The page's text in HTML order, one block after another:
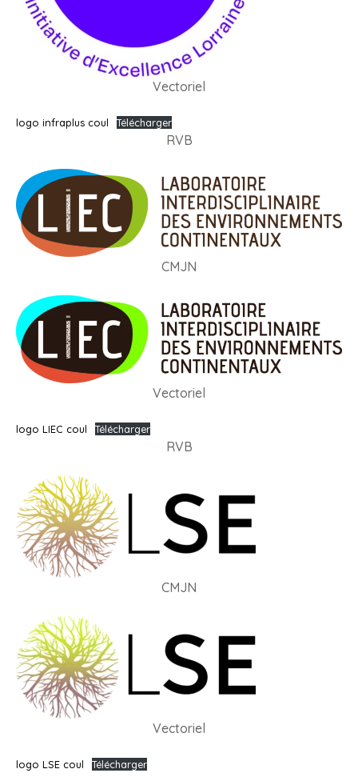
Vectoriel
logo infraplus coul Télécharger
RVB
CMJN
Vectoriel
logo LIEC coul Télécharger
RVB
CMJN
Vectoriel
logo LSE coul Télécharger